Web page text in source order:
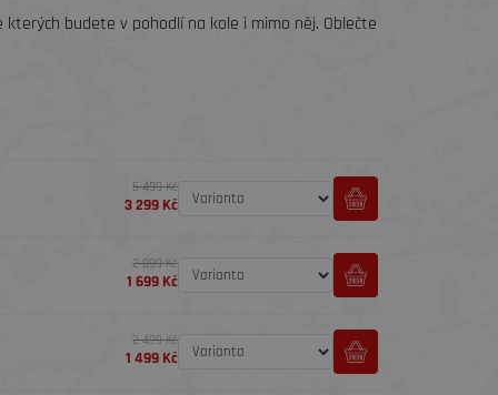
budete v pohodlí na kole i mimo něj. Oblečte
5 499 Kč
3 299 Kč
2 899 Kč
1 699 Kč
2 499 Kč
1 499 Kč